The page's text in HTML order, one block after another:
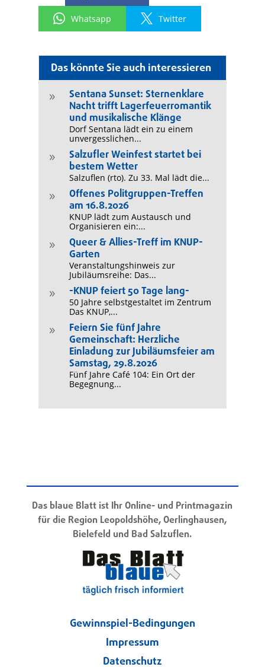
Das könnte Sie auch interessieren
9
Sentana Sunset: Sternenklare
Nacht trifft Lagerfeuerromantik
und musikalische Klänge
Dorf Sentana lädt ein zu einem
unvergesslichen...
9
Salzufler Weinfest startet bei
bestem Wetter
Salzuflen (rto). Zu 33. Mal lädt die...
9
Offenes Politgruppen-Treffen
am 16.8.2026
KNUP lädt zum Austausch und
Organisieren ein:...
9
Queer & Allies-Treff im KNUP-
Garten
Veranstaltungshinweis zur
Jubiläumsreihe: Das...
9 -KNUP feiert 50 Tage lang-
50 Jahre selbstgestaltet im Zentrum
Das KNUP,...
9
Feiern Sie fünf Jahre
Gemeinschaft: Herzliche
Einladung zur Jubiläumsfeier am
Samstag, 29.8.2026
Fünf Jahre Café 104: Ein Ort der
Begegnung...
Whatsapp Twitter
Das blaue Blatt ist Ihr Online- und Printmagazin
für die Region Leopoldshöhe, Oerlinghausen,
Bielefeld und Bad Salzuflen.
Gewinnspiel-Bedingungen
Impressum
Datenschutz